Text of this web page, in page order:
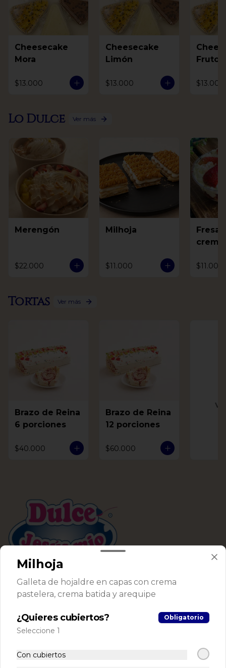
Cheesecake
Mora
$13.000
Cheesecake
Limón
$13.000
Frutos
$13.000
Lo Dulce Ver más
Merengón
$22.000
Milhoja
$11.000
crema
$11.000
Tortas Ver más
Brazo de Reina
6 porciones
$40.000
Brazo de Reina
12 porciones
$60.000
Conócenos
Términos y condiciones
Política de privacidad
Redes sociales
Milhoja
Galleta de hojaldre en capas con crema
pastelera, crema batida y arequipe
¿Quieres cubiertos? Obligatorio
Seleccione 1
Con cubiertos